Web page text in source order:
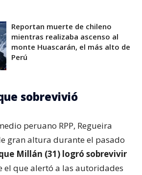
Reportan muerte de chileno
mientras realizaba ascenso al
monte Huascarán, el más alto de
Perú
sobrevivió
peruano RPP, Regueira
gran altura durante el pasado
Millán (31) logró sobrevivir
el que alertó a las autoridades